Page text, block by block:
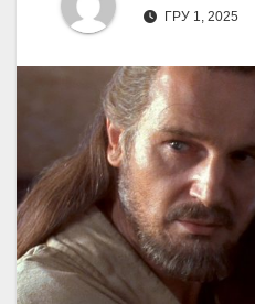
ГРУ 1, 2025